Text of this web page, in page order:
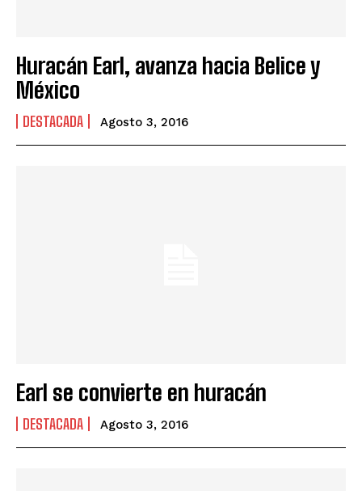
Huracán Earl, avanza hacia Belice y
México
DESTACADA Agosto 3, 2016
Earl se convierte en huracán
DESTACADA Agosto 3, 2016